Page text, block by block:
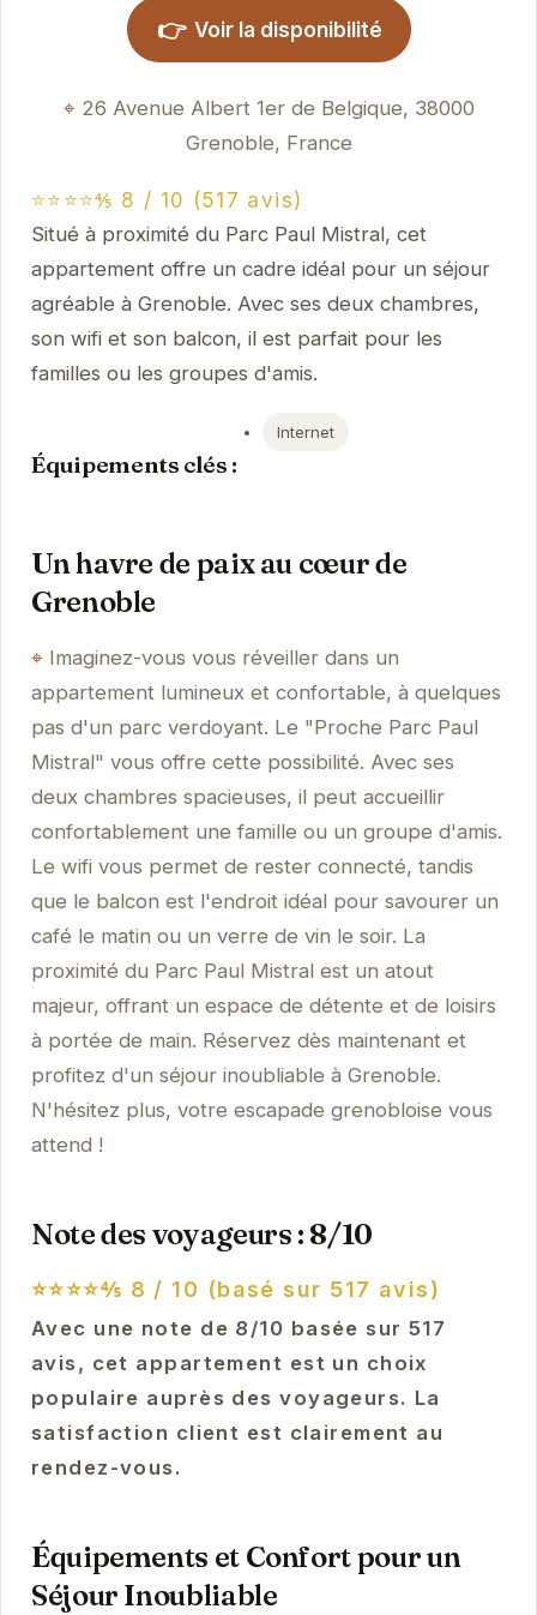
👉 Voir la disponibilité
26 Avenue Albert 1er de Belgique, 38000
Grenoble, France
⭐⭐⭐⭐⅘ 8 / 10 (517 avis)
Situé à proximité du Parc Paul Mistral, cet
appartement offre un cadre idéal pour un séjour
agréable à Grenoble. Avec ses deux chambres,
son wifi et son balcon, il est parfait pour les
familles ou les groupes d'amis.
Équipements clés :
Internet
Un havre de paix au cœur de
Grenoble
Imaginez-vous vous réveiller dans un
appartement lumineux et confortable, à quelques
pas d'un parc verdoyant. Le "Proche Parc Paul
Mistral" vous offre cette possibilité. Avec ses
deux chambres spacieuses, il peut accueillir
confortablement une famille ou un groupe d'amis.
Le wifi vous permet de rester connecté, tandis
que le balcon est l'endroit idéal pour savourer un
café le matin ou un verre de vin le soir. La
proximité du Parc Paul Mistral est un atout
majeur, offrant un espace de détente et de loisirs
à portée de main. Réservez dès maintenant et
profitez d'un séjour inoubliable à Grenoble.
N'hésitez plus, votre escapade grenobloise vous
attend !
Note des voyageurs : 8/10
⭐⭐⭐⭐⅘ 8 / 10 (basé sur 517 avis)
Avec une note de 8/10 basée sur 517
avis, cet appartement est un choix
populaire auprès des voyageurs. La
satisfaction client est clairement au
rendez-vous.
Équipements et Confort pour un
Séjour Inoubliable